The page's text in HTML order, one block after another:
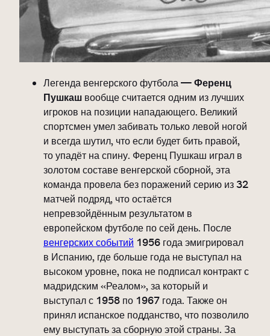
Легенда венгерского футбола —Ференц
Пушкаш вообще считается одним из лучших
игроков на позиции нападающего. Великий
спортсмен умел забивать только левой ногой
и всегда шутил, что если будет бить правой,
то упадёт на спину. Ференц Пушкаш играл в
золотом составе венгерской сборной, эта
команда провела без поражений серию из 32
матчей подряд, что остаётся
непревзойдённым результатом в
европейском футболе по сей день. После
венгерских событий 1956 года эмигрировал
в Испанию, где больше года не выступал на
высоком уровне, пока не подписал контракт с
мадридским «Реалом», за который и
выступал с 1958 по 1967 года. Также он
принял испанское подданство, что позволило
ему выступать за сборную этой страны. За